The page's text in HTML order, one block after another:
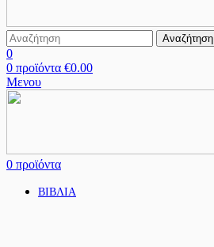
Αναζήτηση
0
0 προϊόντα €0.00
Μενου
0 προϊόντα
ΒΙΒΛΙΑ